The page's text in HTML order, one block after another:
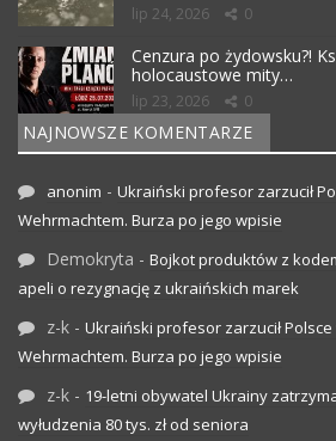
lip 24, 2026 0
Cenzura po żydowsku?!
holocaustowe mity…
lip 23, 2026 0
NAJNOWSZE KOMENTARZE
anonim - Ukraiński profesor zarzucił
Wehrmachtem. Burza po jego wpisie
Demokryta - Bojkot produktów z
apeli o rezygnację z ukraińskich marek
z-k - Ukraiński profesor zarzucił Polsce
Wehrmachtem. Burza po jego wpisie
z-k - 19-letni obywatel Ukrainy
wyłudzenia 80 tys. zł od seniora